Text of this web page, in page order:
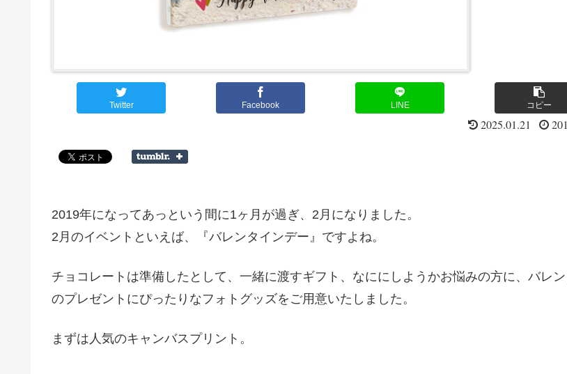
Twitter Facebook LINE コピー
2025.01.21
2019年になってあっという間に1ヶ月が過ぎ、2月になりました。
2月のイベントといえば、『バレンタインデー』ですよね。
チョコレートは準備したとして、一緒に渡すギフト、なににしようかお悩みの方に、バレ
のプレゼントにぴったりなフォトグッズをご用意いたしました。
まずは人気のキャンバスプリント。